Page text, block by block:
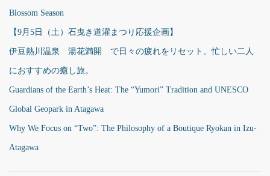
Blossom Season
【9月5日（土）石曳き道灌まつり応援企画】
伊豆熱川温泉 湯花満開 で日々の疲れをリセット。忙しい二人
におすすめの癒し旅。
Guardians of the Earth’s Heat: The “Yumori” Tradition and UNESCO
Global Geopark in Atagawa
Why We Focus on “Two”: The Philosophy of a Boutique Ryokan in Izu-
Atagawa